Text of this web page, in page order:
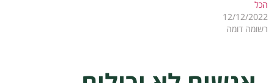
הכל
12/12/2022
רשומה דומה